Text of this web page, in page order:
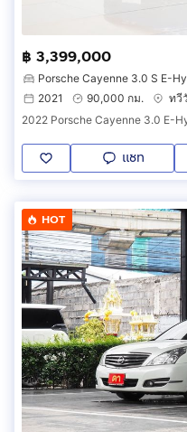
฿ 3,399,000
Porsche Cayenne 3.0 S E-
2021
90,000 กม.
ทวี
2022 Porsche Cayenne 3.0 E-
แชท
HOT